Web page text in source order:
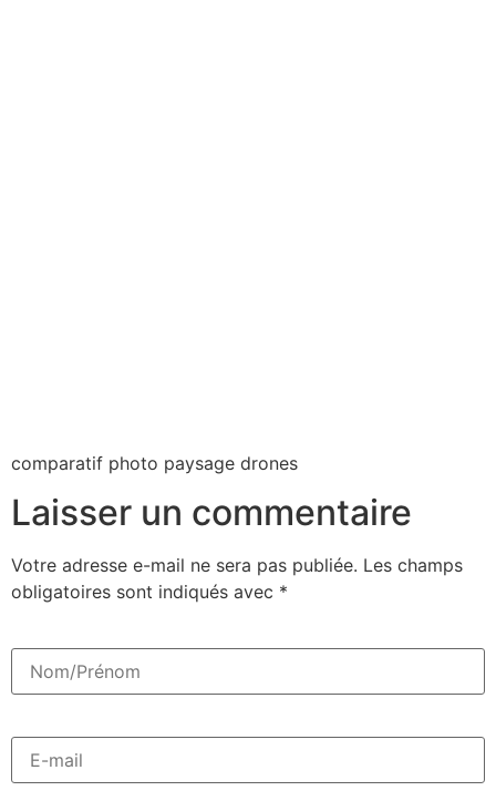
comparatif photo paysage drones
Laisser un commentaire
Votre adresse e-mail ne sera pas publiée. Les champs
obligatoires sont indiqués avec *